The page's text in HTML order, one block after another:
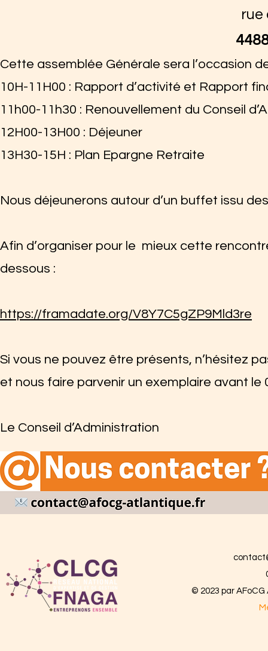
rue
Cette assemblée Générale sera l’occasion
10H-11H00 : Rapport d’activité et Rapport
11h00-11h30 : Renouvellement du Conseil
12H00-13H00 : Déjeuner
13H30-15H : Plan Epargne Retraite
Nous déjeunerons autour d’un buffet issu
Afin d’organiser pour le mieux cette
dessous :
https://framadate.org/V8Y7C5gZP9Mld3re
Si vous ne pouvez être présents, n’hésitez
et nous faire parvenir un exemplaire avant le
Le Conseil d’Administration
© 2023 par